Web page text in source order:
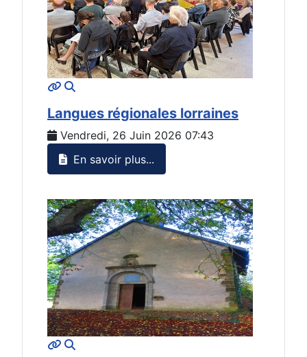
MOD_JTCS_VIEW_ARTICLE_LINK
Langues régionales lorraines
Vendredi, 26 Juin 2026 07:43
En savoir plus...
MOD_JTCS_VIEW_ARTICLE_LINK